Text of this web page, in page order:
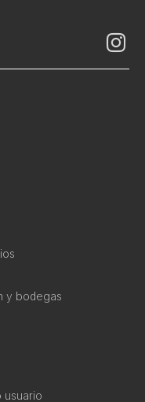
y bodegas
usuario